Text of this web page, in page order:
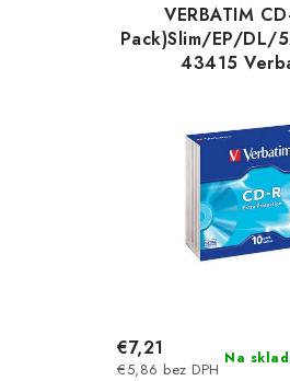
VERBATIM
Pack)Slim/EP/DL/
43415
Na
€5,86 bez DPH
€7,21